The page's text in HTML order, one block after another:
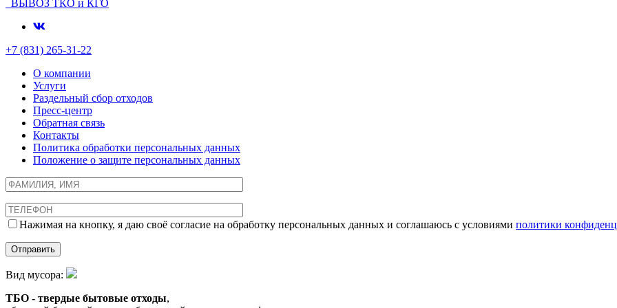
ВЫВОЗ ТКО и КГО
+7 (831) 265-31-22
О компании
Услуги
Раздельный сбор отходов
Пресс-центр
Обратная связь
Контакты
Политика обработки персональных данных
Положение о защите персональных данных
Нажимая на кнопку, я даю своё согласие на обработку персональных данных и соглашаюсь с условиями политики
Вид мусора:
ТБО - твердые бытовые отходы,